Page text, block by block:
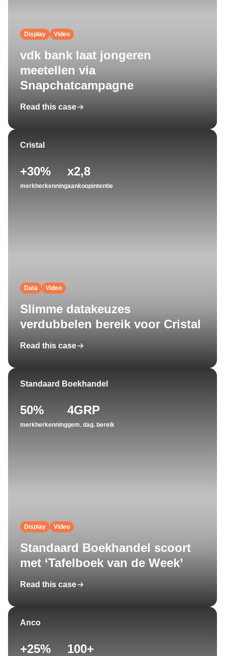
Display Video
vdk bank laat jongeren
meetellen via
Snapchatcampagne
Read this case
Cristal
+30%
merkherkenning
x2,8
aankoopintentie
Data Video
Slimme datakeuzes
verdubbelen bereik voor Cristal
Read this case
Standaard Boekhandel
50%
merkherkenning
4GRP
gem. dag. bereik
Display Video
Standaard Boekhandel scoort
met ‘Tafelboek van de Week’
Read this case
Anco
+25% 100+